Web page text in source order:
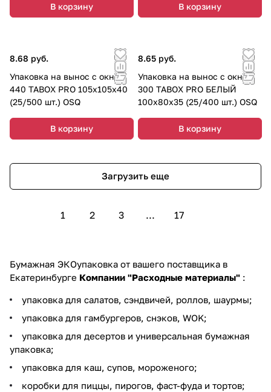
В корзину В корзину
8.68 руб.
Упаковка на вынос с окном
440 TABOX PRO 105х105х40
(25/500 шт.) OSQ
В корзину
8.65 руб.
Упаковка на вынос с окном
300 TABOX PRO БЕЛЫЙ
100х80х35 (25/400 шт.) OSQ
В корзину
Загрузить еще
1 2 3 ... 17
Бумажная ЭКОупаковка от вашего поставщика в
Екатеринбурге Компании "Расходные материалы" :
упаковка для салатов, сэндвичей, роллов, шаурмы;
упаковка для гамбургеров, снэков, WOK;
упаковка для десертов и универсальная бумажная
упаковка;
упаковка для каш, супов, мороженого;
коробки для пиццы, пирогов, фаст-фуда и тортов;